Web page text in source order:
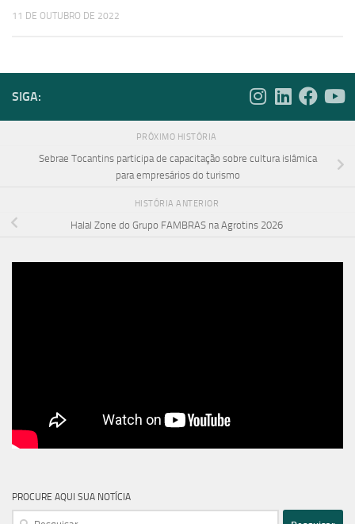
11 DE OUTUBRO DE 2022
SIGA:
PRÓXIMO HISTÓRIA
Sebrae Tocantins participa de capacitação sobre cultura islâmica
para empresários do turismo
HISTÓRIA ANTERIOR
Halal Zone do Grupo FAMBRAS na Agrotins 2026
PROCURE AQUI SUA NOTÍCIA
Pesquisar